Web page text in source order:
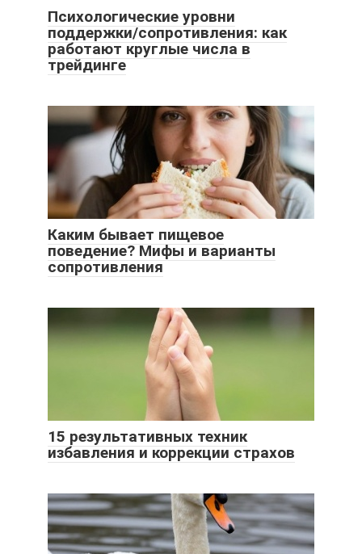
Психологические уровни
поддержки/сопротивления: как
работают круглые числа в
трейдинге
Каким бывает пищевое
поведение? Мифы и варианты
сопротивления
15 результативных техник
избавления и коррекции страхов